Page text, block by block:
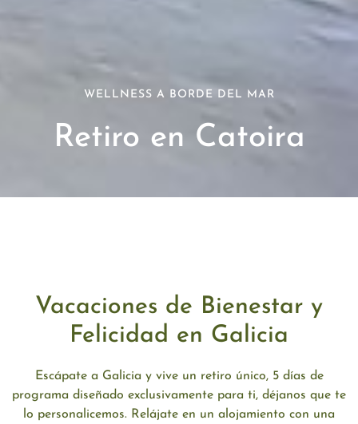
WELLNESS A BORDE DEL MAR
Retiro en Catoira
Vacaciones de Bienestar y
Felicidad en Galicia
Escápate a Galicia y vive un retiro único, 5 días de
programa diseñado exclusivamente para ti, déjanos que te
lo personalicemos. Relájate en un alojamiento con una